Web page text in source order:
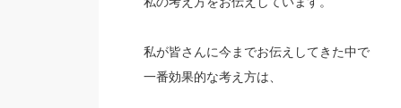
私が皆さんに今までお伝えしてきた中で
一番効果的な考え方は、